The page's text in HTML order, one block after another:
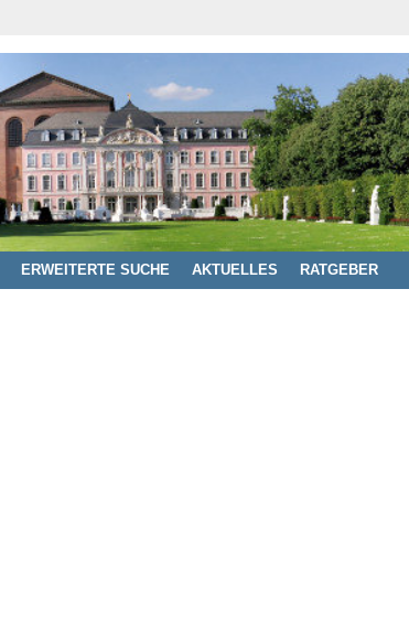
ERWEITERTE SUCHE AKTUELLES RATGEBER